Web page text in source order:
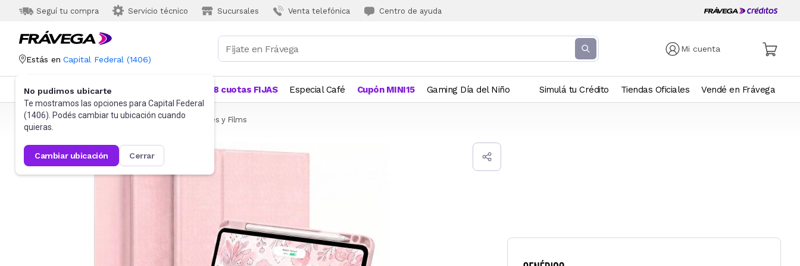
Seguí tu compra Servicio técnico Sucursales Venta telefónica Centro de ayuda
Mi cuenta
Estás en Capital Federal (1406)
No pudimos ubicarte
Te mostramos las opciones para Capital Federal
(1406). Podés cambiar tu ubicación cuando
quieras.
cambiar ubicación cerrar
Categorías Más Vendidos 18 cuotas FIJAS Especial Café Cupón MINI15 Gaming Día del Niño Simulá tu Crédito Tiendas Oficiales Vendé en Frávega
Frávega Informática Tablets Fundas, Cobertores y Films